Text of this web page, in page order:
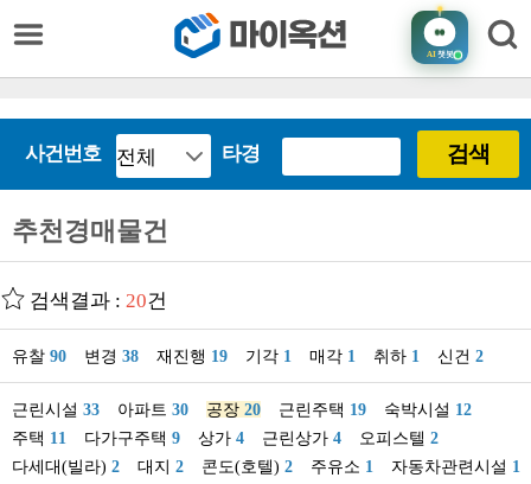
AI챗봇
사건번호 타경 검색
추천경매물건
검색결과 : 20건
유찰 90 변경 38 재진행 19 기각 1 매각 1 취하 1 신건 2
근린시설 33 아파트 30 공장 20 근린주택 19 숙박시설 12
주택 11 다가구주택 9 상가 4 근린상가 4 오피스텔 2
다세대(빌라) 2 대지 2 콘도(호텔) 2 주유소 1 자동차관련시설 1